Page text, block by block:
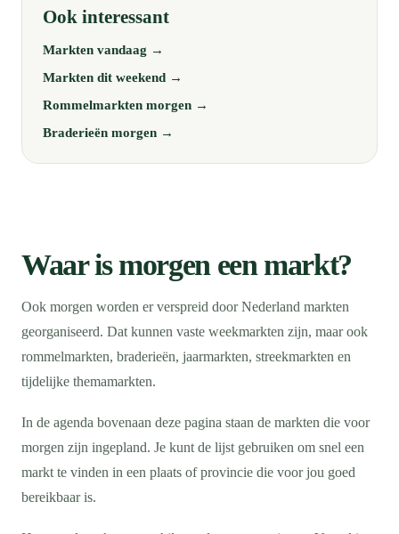
Ook interessant
Markten vandaag →
Markten dit weekend →
Rommelmarkten morgen →
Braderieën morgen →
Waar is morgen een markt?
Ook morgen worden er verspreid door Nederland markten
georganiseerd. Dat kunnen vaste weekmarkten zijn, maar ook
rommelmarkten, braderieën, jaarmarkten, streekmarkten en
tijdelijke themamarkten.
In de agenda bovenaan deze pagina staan de markten die voor
morgen zijn ingepland. Je kunt de lijst gebruiken om snel een
markt te vinden in een plaats of provincie die voor jou goed
bereikbaar is.